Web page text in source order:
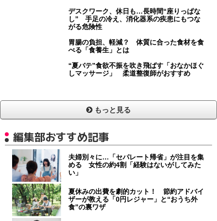
デスクワーク、休日も…長時間“座りっぱな
し” 手足の冷え、消化器系の疾患にもつな
がる危険性
胃腸の負担、軽減？ 体質に合った食材を食
べる「食養生」とは
“夏バテ”食欲不振を吹き飛ばす「おなかほぐ
しマッサージ」 柔道整復師がおすすめ
もっと見る
編集部おすすめ記事
夫婦別々に…「セパレート帰省」が注目を集
める 女性の約4割「経験はないがしてみた
い」
夏休みの出費を劇的カット！ 節約アドバイ
ザーが教える「0円レジャー」と“おうち外
食”の裏ワザ